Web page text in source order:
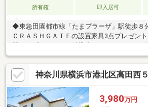
所有権 即入居可
◆東急田園都市線「たまプラーザ」駅徒歩
ＣＲＡＳＨＧＡＴＥの設置家具3点プレゼン
済みキッズスペースのご用意がありますので
様も安心してご来店いただけます！センター
送迎いたします。お車でご来場の際はショッ
いのコインパーキングに駐車いただき弊店で
神奈川県横浜市港北区高田西
3,980万円